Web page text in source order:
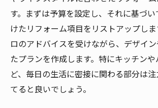
岡山県倉敷市で実現するリフォー
改善の秘訣
倉敷市での空間改善に役立つ
略
リフォームで利便性を高める
す。まずは予算を設定し、それに基づ
けたリフォーム項目をリストアップし
ロのアドバイスを受けながら、デザイ
たプランを作成します。特にキッチン
ど、毎日の生活に密接に関わる部分は
てると良いでしょう。